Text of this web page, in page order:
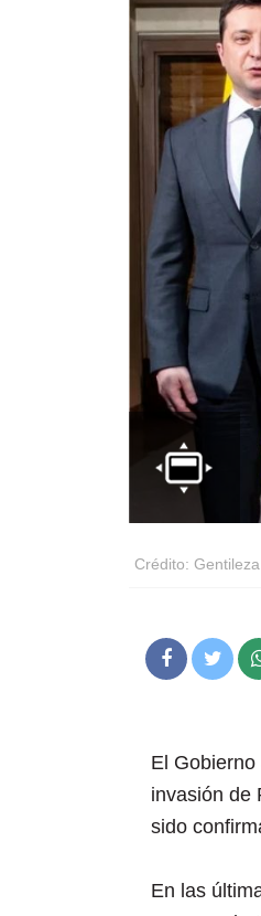
Crédito: Gentileza
El
invasión de
sido
En las